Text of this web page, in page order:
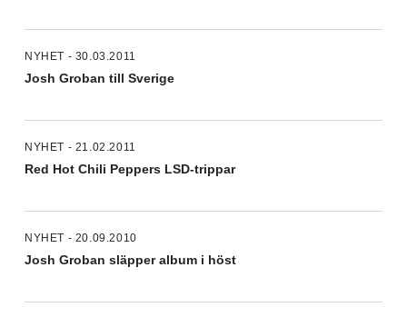
NYHET - 30.03.2011
Josh Groban till Sverige
NYHET - 21.02.2011
Red Hot Chili Peppers LSD-trippar
NYHET - 20.09.2010
Josh Groban släpper album i höst